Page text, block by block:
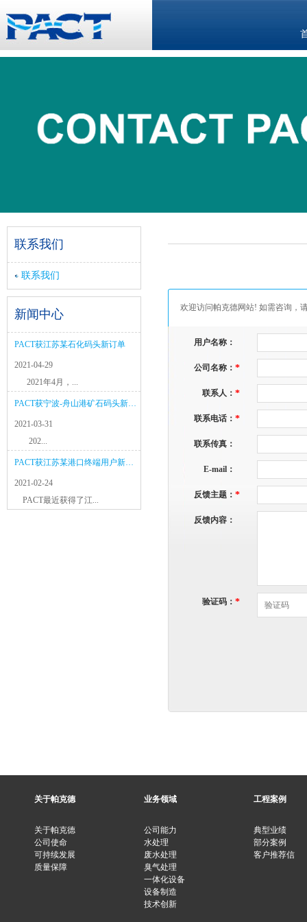
联系我们
联系我们
新闻中心
PACT获江苏某石化码头新订单
2021-04-29
2021年4月，...
PACT获宁波-舟山港矿石码头新项目
2021-03-31
202...
PACT获江苏某港口终端用户新订单
2021-02-24
PACT最近获得了江...
欢迎访问帕克德网站! 如需咨询，
用户名称：
公司名称： *
联系人： *
联系电话： *
联系传真：
E-mail：
反馈主题： *
反馈内容：
验证码： *
关于帕克德
关于帕克德
公司使命
可持续发展
质量保障
业务领域
公司能力
水处理
废水处理
臭气处理
一体化设备
设备制造
技术创新
工程案例
典型业绩
部分案例
客户推荐信